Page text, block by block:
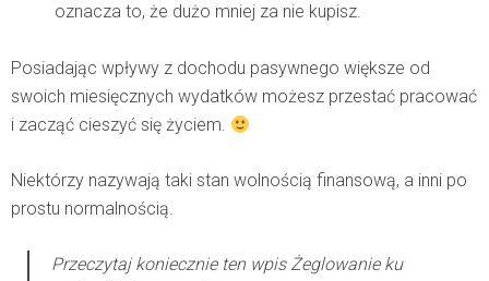
oznacza to, że dużo mniej za nie kupisz.
Posiadając wpływy z dochodu pasywnego większe od
swoich miesięcznych wydatków możesz przestać pracować
i zacząć cieszyć się życiem.
Niektórzy nazywają taki stan wolnością finansową, a inni po
prostu normalnością.
Przeczytaj koniecznie ten wpisŻeglowanie ku